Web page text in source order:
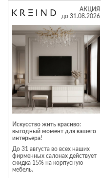
Подробности уточняйте у
менеджеров салона
АКЦИЯ
до 31.08.2026
Искусство жить красиво:
выгодный момент для вашего
интерьера!
До 31 августа во всех наших
фирменных салонах действует
скидка 15% на корпусную
мебель.